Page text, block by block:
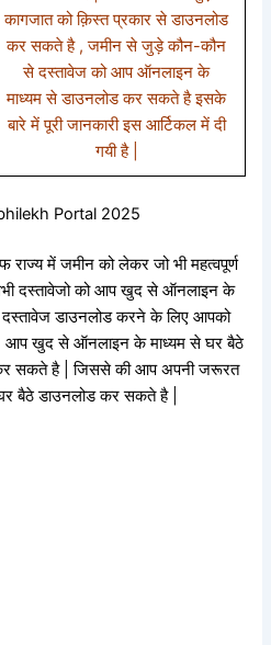
कागजात को क़िस्त प्रकार से डाउनलोड
कर सकते है , जमीन से जुड़े कौन-कौन
से दस्तावेज को आप ऑनलाइन के
माध्यम से डाउनलोड कर सकते है इसके
बारे में पूरी जानकारी इस आर्टिकल में दी
गयी है |
Portal 2025
राज्य में जमीन को लेकर जो भी महत्वपूर्ण
दस्तावेजो को आप खुद से ऑनलाइन के
डाउनलोड करने के लिए आपको
| आप खुद से ऑनलाइन के माध्यम से घर बैठे
कर सकते है | जिससे की आप अपनी जरूरत
बैठे डाउनलोड कर सकते है |